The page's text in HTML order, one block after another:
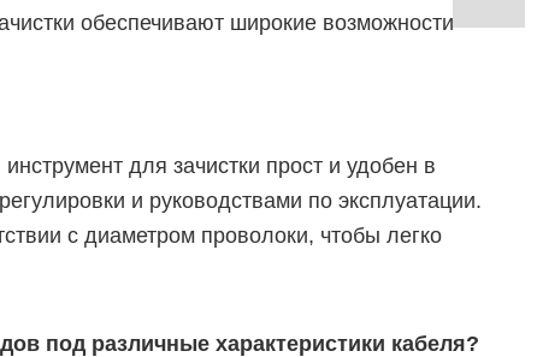
обеспечивают широкие возможности
для зачистки прост и удобен в
и руководствами по эксплуатации.
с диаметром проволоки, чтобы легко
под различные характеристики кабеля?